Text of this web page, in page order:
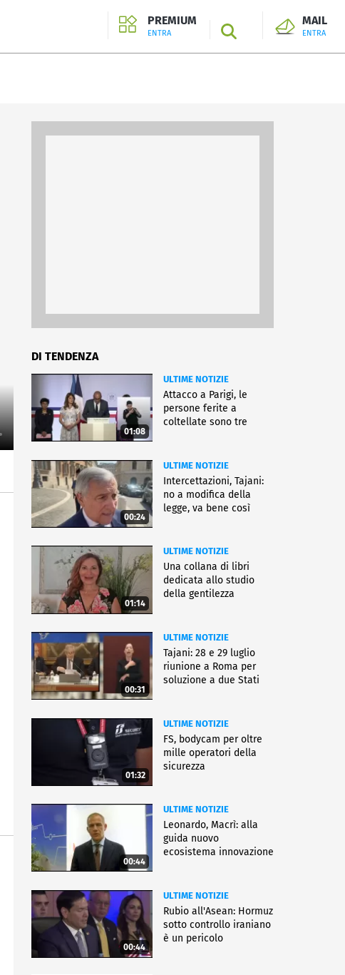
PREMIUM
ENTRA SEARCH
MAIL
ENTRA
DI TENDENZA
01:08
ULTIME NOTIZIE
Attacco a Parigi, le
persone ferite a
coltellate sono tre
00:24
ULTIME NOTIZIE
Intercettazioni, Tajani:
no a modifica della
legge, va bene così
01:14
ULTIME NOTIZIE
Una collana di libri
dedicata allo studio
della gentilezza
00:31
ULTIME NOTIZIE
Tajani: 28 e 29 luglio
riunione a Roma per
soluzione a due Stati
01:32
ULTIME NOTIZIE
FS, bodycam per oltre
mille operatori della
sicurezza
00:44
ULTIME NOTIZIE
Leonardo, Macrì: alla
guida nuovo
ecosistema innovazione
00:44
ULTIME NOTIZIE
Rubio all'Asean: Hormuz
sotto controllo iraniano
è un pericolo